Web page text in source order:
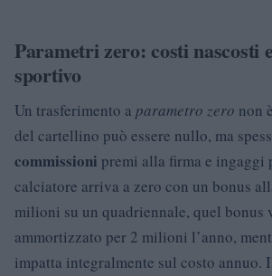
Parametri zero: costi nascosti
sportivo
Un trasferimento a parametro zero non
del cartellino può essere nullo, ma
commissioni premi alla firma e ingaggi
calciatore arriva a zero con un bonus
milioni su un quadriennale, quel bonus
ammortizzato per 2 milioni l’anno,
impatta integralmente sul costo annuo.